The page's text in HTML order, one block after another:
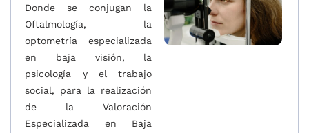
Donde se conjugan la
Oftalmología, la
optometría especializada
en baja visión, la
psicología y el trabajo
social, para la realización
de la Valoración
Especializada en Baja